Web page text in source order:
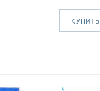
КУПИТЬ